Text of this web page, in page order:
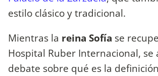
estilo clásico y tradicional.
Mientras la reina Sofía se
Hospital Ruber Internacional, se
debate sobre qué es la